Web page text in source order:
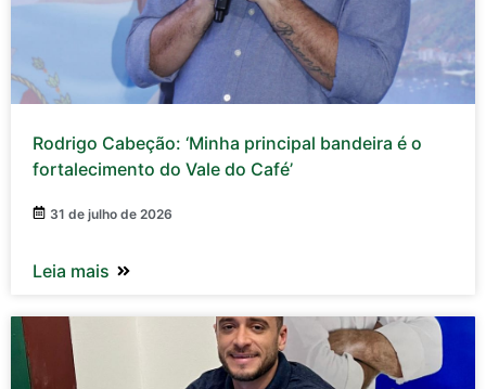
Rodrigo Cabeção: ‘Minha principal bandeira é o
fortalecimento do Vale do Café’
31 de julho de 2026
Leia mais